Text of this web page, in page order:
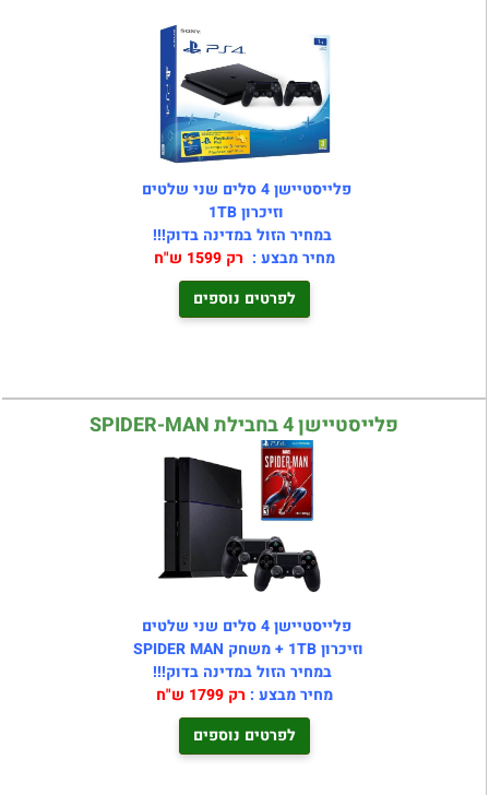
פלייסטיישן 4 סלים שני שלטים
וזיכרון 1TB
במחיר הזול במדינה בדוק!!!
מחיר מבצע : רק 1599 ש"ח
לפרטים נוספים
פלייסטיישן 4 בחבילת SPIDER-MAN
פלייסטיישן 4 סלים שני שלטים
וזיכרון 1TB + משחק SPIDER MAN
במחיר הזול במדינה בדוק!!!
מחיר מבצע : רק 1799 ש"ח
לפרטים נוספים